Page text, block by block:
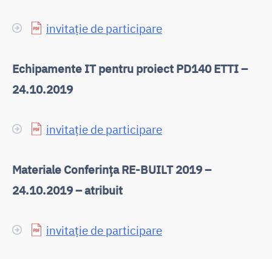
invitație de participare
Echipamente IT pentru proiect PD140 ETTI –
24.10.2019
invitație de participare
Materiale Conferința RE-BUILT 2019 –
24.10.2019 – atribuit
invitație de participare